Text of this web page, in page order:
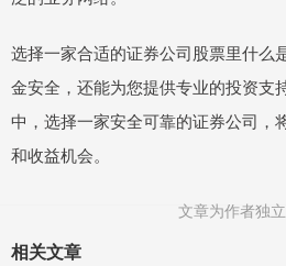
选择一家合适的证券公司股票里什么
金安全，还能为您提供专业的投资支
中，选择一家安全可靠的证券公司，
和收益机会。
文章为作者独
相关文章